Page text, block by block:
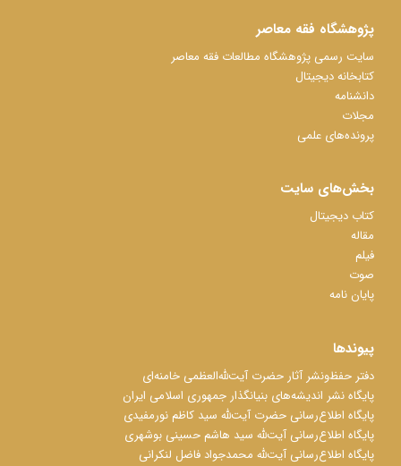
پژوهشگاه فقه معاصر
سایت رسمی پژوهشگاه مطالعات فقه معاصر
کتابخانه دیجیتال
دانشنامه
مجلات
پرونده‌های علمی
بخش‌های سایت
کتاب دیجیتال
مقاله
فیلم
صوت
پایان نامه
پیوندها
دفتر حفظ‌‌‌ونشر آثار حضرت آیت‌ﷲ‌العظمی خامنه‌ای
پایگاه نشر اندیشه‌های بنیانگذار جمهوری اسلامی ایران
پایگاه اطلاع‌رسانی حضرت آیت‌ﷲ سید کاظم نورمفیدی
پایگاه اطلاع‌رسانی آیت‌ﷲ سید هاشم حسینی بوشهری
پایگاه اطلاع‌رسانی آیت‌ﷲ محمدجواد فاضل لنکرانی